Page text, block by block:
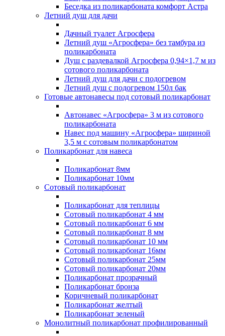
Беседка из поликарбоната комфорт Астра
Летний душ для дачи
Дачный туалет Агросфера
Летний душ «Агросфера» без тамбура из
поликарбоната
Душ с раздевалкой Агросфера 0,94×1,7 м из
сотового поликарбоната
Летний душ для дачи с подогревом
Летний душ с подогревом 150л бак
Готовые автонавесы под сотовый поликарбонат
Автонавес «Агросфера» 3 м из сотового
поликарбоната
Навес под машину «Агросфера» шириной
3,5 м с сотовым поликарбонатом
Поликарбонат для навеса
Поликарбонат 8мм
Поликарбонат 10мм
Сотовый поликарбонат
Поликарбонат для теплицы
Сотовый поликарбонат 4 мм
Сотовый поликарбонат 6 мм
Сотовый поликарбонат 8 мм
Сотовый поликарбонат 10 мм
Сотовый поликарбонат 16мм
Сотовый поликарбонат 25мм
Сотовый поликарбонат 20мм
Поликарбонат прозрачный
Поликарбонат бронза
Коричневый поликарбонат
Поликарбонат желтый
Поликарбонат зеленый
Монолитный поликарбонат профилированный